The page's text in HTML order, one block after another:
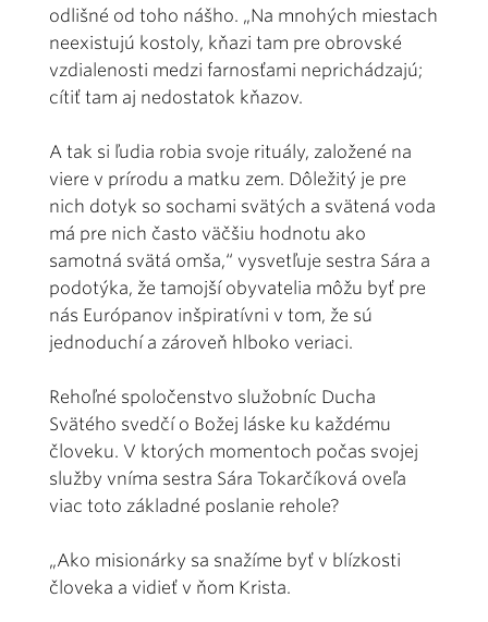
odlišné od toho nášho. „Na mnohých miestach
neexistujú kostoly, kňazi tam pre obrovské
vzdialenosti medzi farnosťami neprichádzajú;
cítiť tam aj nedostatok kňazov.
A tak si ľudia robia svoje rituály, založené na
viere v prírodu a matku zem. Dôležitý je pre
nich dotyk so sochami svätých a svätená voda
má pre nich často väčšiu hodnotu ako
samotná svätá omša,“ vysvetľuje sestra Sára a
podotýka, že tamojší obyvatelia môžu byť pre
nás Európanov inšpiratívni v tom, že sú
jednoduchí a zároveň hlboko veriaci.
Rehoľné spoločenstvo služobníc Ducha
Svätého svedčí o Božej láske ku každému
človeku. V ktorých momentoch počas svojej
služby vníma sestra Sára Tokarčíková oveľa
viac toto základné poslanie rehole?
„Ako misionárky sa snažíme byť v blízkosti
človeka a vidieť v ňom Krista.